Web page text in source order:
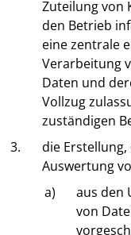
Zuteilung von
den Betrieb
eine zentrale
Verarbeitung
Daten und
Vollzug
zuständigen
3.
die
Auswertung
a)
aus den
von